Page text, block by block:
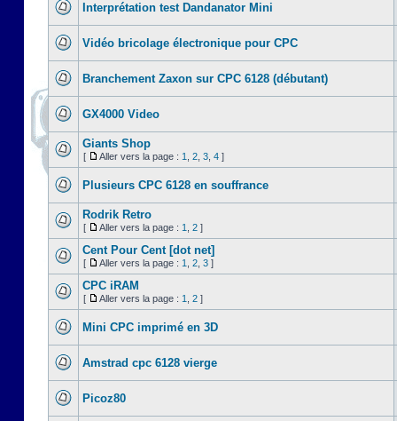
Interprétation test Dandanator Mini
Vidéo bricolage électronique pour CPC
Branchement Zaxon sur CPC 6128 (débutant)
GX4000 Video
Giants Shop
[ Aller vers la page : 1 2 3 4 ]
Plusieurs CPC 6128 en souffrance
Rodrik Retro
[ Aller vers la page : 1 2 ]
Cent Pour Cent [dot net]
[ Aller vers la page : 1 2 3 ]
CPC iRAM
[ Aller vers la page : 1 2 ]
Mini CPC imprimé en 3D
Amstrad cpc 6128 vierge
Picoz80